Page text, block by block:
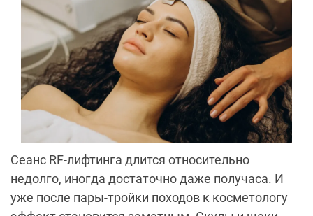
Сеанс RF-лифтинга длится относительно
недолго, иногда достаточно даже получаса. И
уже после пары-тройки походов к косметологу